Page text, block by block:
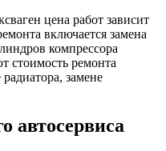
цена работ зависит
включается замена
компрессора
стоимость ремонта
замене
автосервиса